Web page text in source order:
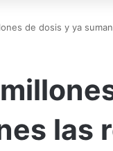
de dosis y ya
las